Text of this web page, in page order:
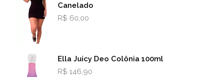
Canelado
R$ 60,00
Ella Juicy Deo Colônia 100ml
R$ 146,90